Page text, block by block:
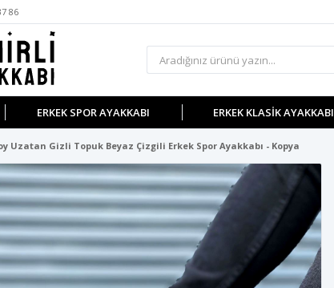
86
ERKEK SPOR AYAKKABI ERKEK KLASIK AYAKKABI
Uzatan Gizli Topuk Beyaz Çizgili Erkek Spor Ayakkabı - Kopya